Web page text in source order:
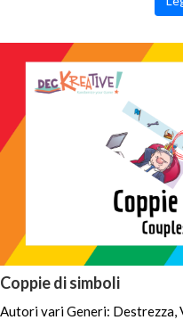
Coppie di simboli
Autori vari Generi: Destrezza,